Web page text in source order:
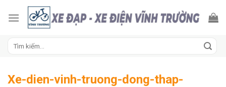
Xe-dien-vinh-truong-dong-thap-